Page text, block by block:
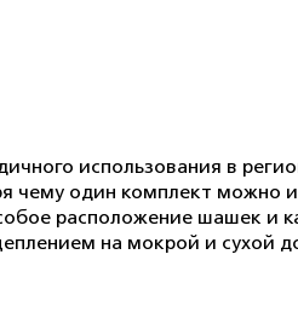
использования в
чему один комплект можно
расположение шашек и
на мокрой и сухой